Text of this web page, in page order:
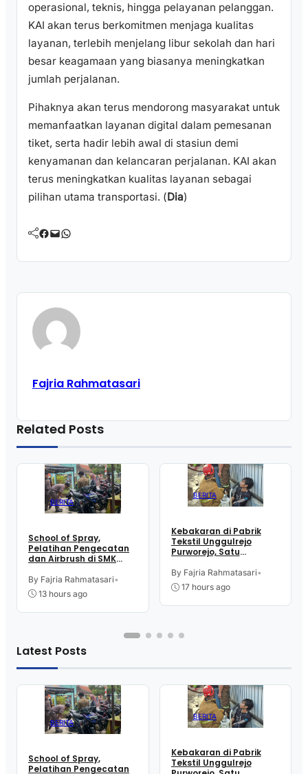
operasional, teknis, hingga pelayanan pelanggan.
KAI akan terus berkomitmen menjaga kualitas
layanan, terlebih menjelang libur sekolah dan hari
besar keagamaan yang biasanya meningkatkan
jumlah perjalanan.
Pihaknya akan terus mendorong masyarakat untuk
memanfaatkan layanan digital dalam pemesanan
tiket, serta hadir lebih awal di stasiun demi
kenyamanan dan kelancaran perjalanan. KAI akan
terus meningkatkan kualitas layanan sebagai
pilihan utama transportasi. (Dia)
Facebook Mail WhatsApp
Fajria Rahmatasari
Related Posts
BERITA
School of Spray,
Pelatihan Pengecatan
dan Airbrush di SMK
Kutoarjo
By Fajria Rahmatasari•
13 hours ago
BERITA
Kebakaran di Pabrik
Tekstil Unggulrejo
Purworejo, Satu
Tulang, Petugas
Damkar Sesak Nafas
By Fajria Rahmatasari•
17 hours ago
Latest Posts
BERITA
School of Spray,
Pelatihan Pengecatan
BERITA
Kebakaran di Pabrik
Tekstil Unggulrejo